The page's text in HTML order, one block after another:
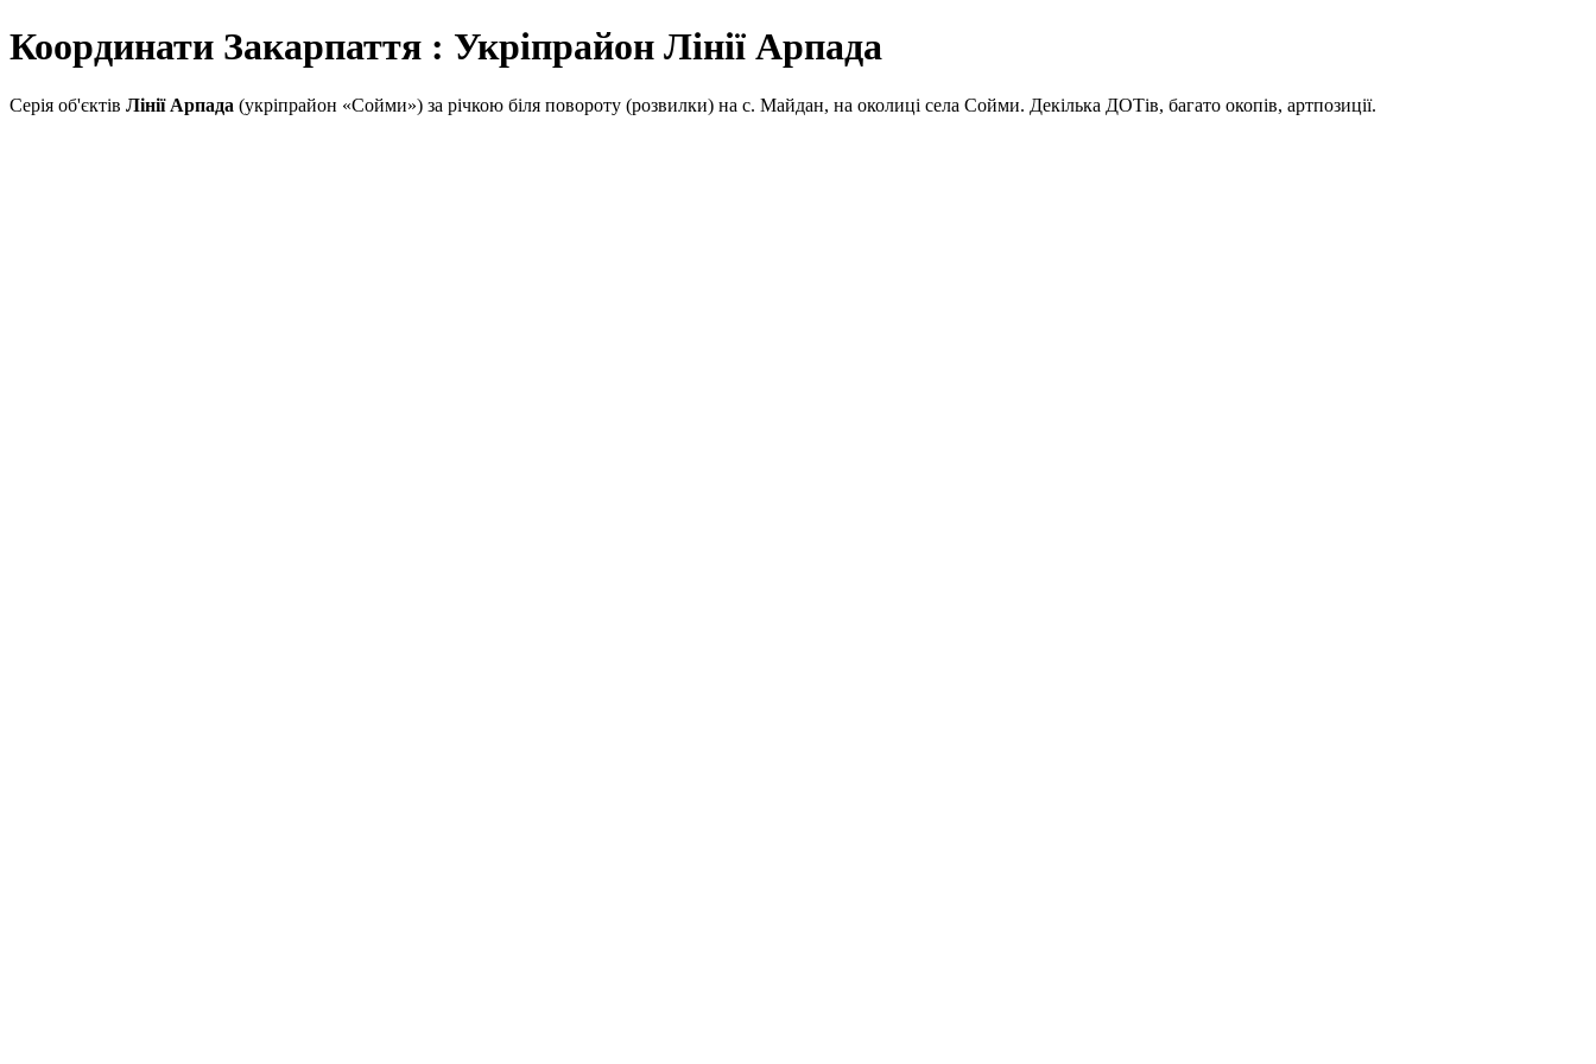
Координати Закарпаття : Укріпрайон Лінії Арпада
Серія об'єктів Лінії Арпада (укріпрайон «Сойми») за річкою біля повороту (розвилки) на с. Майдан, на околиці села Сойми. Декілька ДОТів, багато окопів, артпозиції.